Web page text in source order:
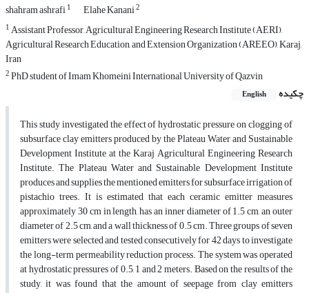
shahram ashrafi1 Elahe Kanani2
1Assistant Professor, Agricultural Engineering Research Institute (AERI),
Agricultural Research Education, and Extension Organization (AREEO), Karaj,
Iran
2PhD student of Imam Khomeini International University of Qazvin
چکیده
English
This study investigated the effect of hydrostatic pressure on clogging of
subsurface clay emitters produced by the Plateau Water and Sustainable
Development Institute at the Karaj Agricultural Engineering Research
Institute. The Plateau Water and Sustainable Development Institute
produces and supplies the mentioned emitters for subsurface irrigation of
pistachio trees. It is estimated that each ceramic emitter measures
approximately 30 cm in length, has an inner diameter of 1.5 cm, an outer
diameter of 2.5 cm, and a wall thickness of 0.5 cm. Three groups of seven
emitters were selected and tested consecutively for 42 days to investigate
the long-term permeability reduction process. The system was operated
at hydrostatic pressures of 0.5, 1 and 2 meters. Based on the results of the
study, it was found that the amount of seepage from clay emitters